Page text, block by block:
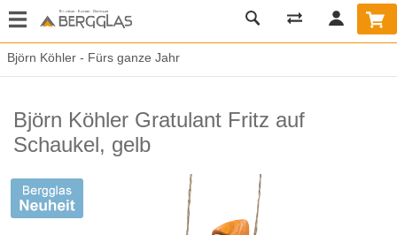
Björn Köhler - Fürs ganze Jahr
Björn Köhler Gratulant Fritz auf
Schaukel, gelb